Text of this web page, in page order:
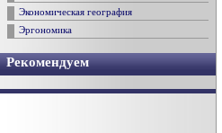
Экономическая география
Эргономика
Рекомендуем